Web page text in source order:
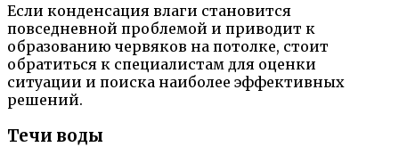
Если конденсация влаги становится
повседневной проблемой и приводит к
образованию червяков на потолке, стоит
обратиться к специалистам для оценки
ситуации и поиска наиболее эффективных
решений.
Течи воды